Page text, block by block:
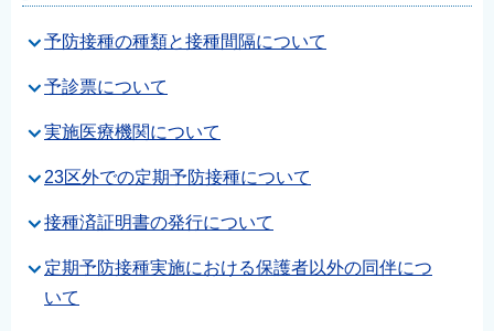
予防接種の種類と接種間隔について
予診票について
実施医療機関について
23区外での定期予防接種について
接種済証明書の発行について
定期予防接種実施における保護者以外の同伴につ
いて